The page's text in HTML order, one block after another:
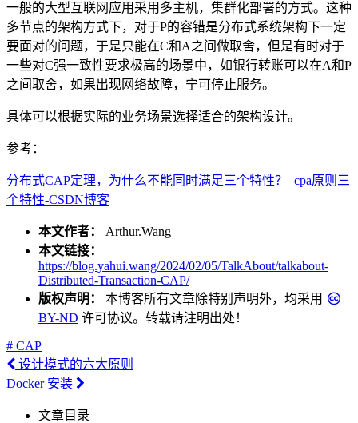
一般的大型互联网应用采用多主机，集群化部署的方式。这种
多节点的架构方式下，对于P的容错是分布式系统架构下一定
要面对的问题，于是只能在C和A之间做取舍，但是有时对于
一些对C强一致性要求极高的场景中，如银行转账可以在A和P
之间取舍，如果出现网络故障，宁可停止服务。
具体可以根据实际的业务场景选择适合的架构设计。
参考：
分布式CAP定理，为什么不能同时满足三个特性？_cpa原则三
个特性-CSDN博客
本文作者： Arthur.Wang
本文链接：
https://blog.yahui.wang/2024/02/05/TalkAbout/talkabout-
Distributed-Transaction-CAP/
版权声明： 本博客所有文章除特别声明外，均采用
BY-ND 许可协议。转载请注明出处！
# CAP
设计模式的六大原则
Docker 安装
文章目录